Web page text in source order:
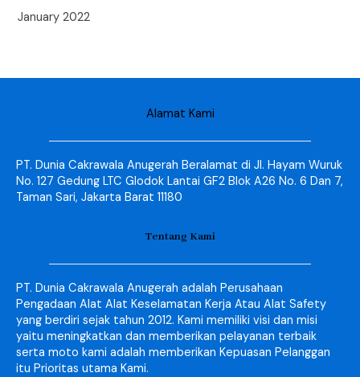
January 2022
Alamat Kami
PT. Dunia Cakrawala Anugerah Beralamat di Jl. Hayam Wuruk
No. 127 Gedung LTC Glodok Lantai GF2 Blok A26 No. 6 Dan 7,
Taman Sari, Jakarta Barat 11180
Tentang Kami
PT. Dunia Cakrawala Anugerah adalah Perusahaan
Pengadaan Alat Alat Keselamatan Kerja Atau Alat Safety
yang berdiri sejak tahun 2012. Kami memiliki visi dan misi
yaitu meningkatkan dan memberikan pelayanan terbaik
serta moto kami adalah memberikan Kepuasan Pelanggan
itu Prioritas utama Kami.